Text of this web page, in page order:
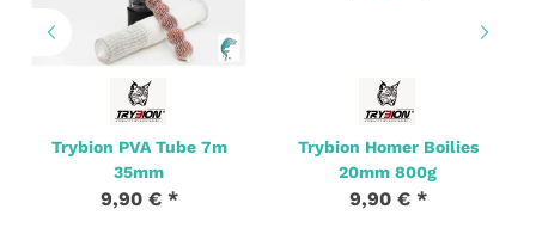
Trybion PVA Tube 7m
35mm
9,90 € *
Trybion Homer Boilies
20mm 800g
9,90 € *